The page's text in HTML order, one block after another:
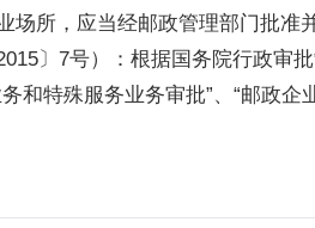
场所，应当经邮政管理部门批
〕7号）：根据国务院行政审
和特殊服务业务审批”、“邮政